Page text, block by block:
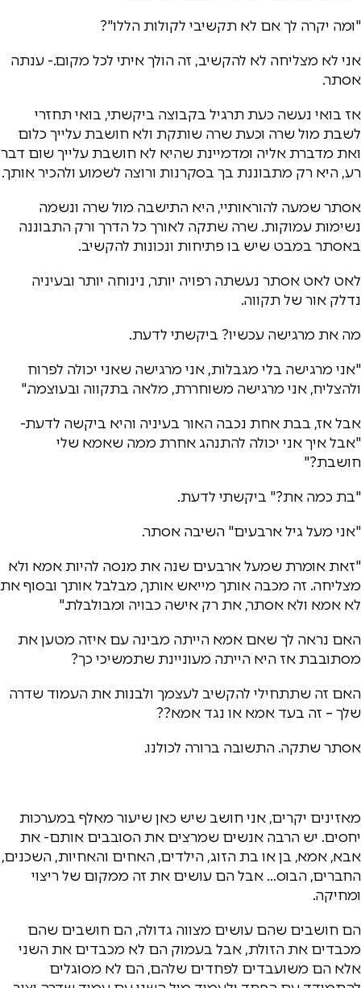
"ומה יקרה לך אם לא תקשיבי לקולות הללו"?
אני לא מצליחה לא להקשיב, זה הולך איתי לכל מקום.- ענתה
אסתר.
אז בואי נעשה כעת תרגיל בקבוצה ביקשתי, בואי תחזרי
לשבת מול שרה וכעת שרה שותקת ולא חושבת עלייך כלום
ואת מדברת אליה ומדמיינת שהיא לא חושבת עלייך שום דבר
רע, היא רק מתבוננת בך בסקרנות ורוצה לשמוע ולהכיר אותך.
אסתר שמעה להוראותיי, היא התישבה מול שרה ונשמה
נשימות עמוקות. שרה שתקה לאורך כל הדרך ורק התבוננה
באסתר במבט שיש בו פתיחות ונכונות להקשיב.
לאט לאט אסתר נעשתה רפויה יותר, נינוחה יותר ובעיניה
נדלק אור של תקווה.
מה את מרגישה עכשיו? ביקשתי לדעת.
"אני מרגישה בלי מגבלות, אני מרגישה שאני יכולה לפרוח
ולהצליח, אני מרגישה משוחררת, מלאה בתקווה ובעוצמה."
אבל אז, בבת אחת נכבה האור בעיניה והיא ביקשה לדעת-
"אבל איך אני יכולה להתנהג אחרת ממה שאמא שלי
חושבת?"
"בת כמה את?" ביקשתי לדעת.
"אני מעל גיל ארבעים" השיבה אסתר.
"זאת אומרת שמעל ארבעים שנה את מנסה להיות אמא ולא
מצליחה. זה מכבה אותך מייאש אותך, מבלבל אותך ובסוף את
לא אמא ולא אסתר, את רק אישה כבויה ומבולבלת."
האם נראה לך שאם אמא הייתה מבינה עם איזה מטען את
מסתובבת אז היא הייתה מעוניינת שתמשיכי כך?
האם זה שתתחילי להקשיב לעצמך ולבנות את העמוד שדרה
שלך – זה בעד אמא או נגד אמא??
אסתר שתקה. התשובה ברורה לכולנו.
מאזינים יקרים, אני חושב שיש כאן שיעור מאלף במערכות
יחסים. יש הרבה אנשים שמרצים את הסובבים אותם- את
אבא, אמא, בן או בת הזוג, הילדים, האחים והאחיות, השכנים,
החברים, הבוס… אבל הם עושים את זה ממקום של ריצוי
ומחיקה.
הם חושבים שהם עושים מצווה גדולה, הם חושבים שהם
מכבדים את הזולת, אבל בעמוק הם לא מכבדים את השני
אלא הם משועבדים לפחדים שלהם, הם לא מסוגלים